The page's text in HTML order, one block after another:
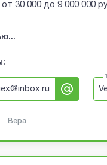
30 000 до 9 000 000
Вера